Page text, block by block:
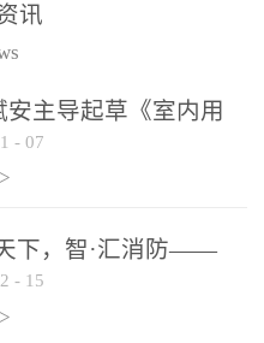
警领域三十多年技术积累
和工程实践的结晶。
讯
安主导起草《室内用
池技术规程》 正式
新能源产业
- 07
下，智·汇消防——
2018上海消防展圆
- 15